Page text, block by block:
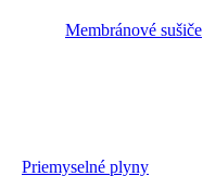
Membránové sušiče
Priemyselné plyny